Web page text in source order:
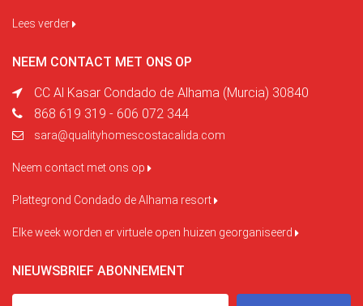
Lees verder
NEEM CONTACT MET ONS OP
CC Al Kasar Condado de Alhama (Murcia) 30840
868 619 319 - 606 072 344
sara@qualityhomescostacalida.com
Neem contact met ons op
Plattegrond Condado de Alhama resort
Elke week worden er virtuele open huizen georganiseerd
NIEUWSBRIEF ABONNEMENT